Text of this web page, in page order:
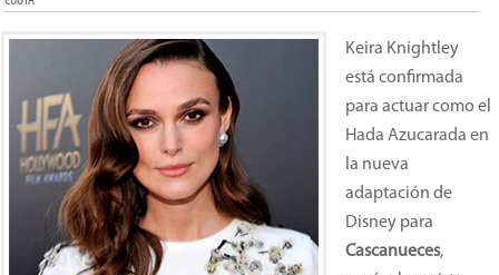
Keira Knightley
está confirmada
para actuar como el
Hada Azucarada en
la nueva
adaptación de
Disney para
Cascanueces,